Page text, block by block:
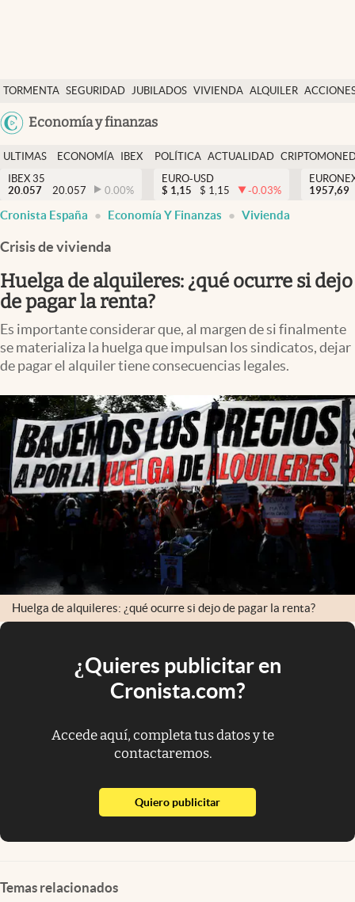
TORMENTA SEGURIDAD JUBILADOS VIVIENDA ALQUILER
USA
Economía y finanzas
Economía y finanzas
Política
Actualidad
Criptomonedas
España
ULTIMAS
NOTICIAS
ECONOMÍA
FINANZAS
IBEX
EURO
POLÍTICA ACTUALIDAD
IBEX 35
20.057
20.057 0.00%
EURO-USD
$ 1,15 $ 1,15 -0.03%
1957,69
Cronista España Economía Y Finanzas Vivienda
Crisis de vivienda
Huelga de alquileres: ¿qué ocurre si dejo
de pagar la renta?
Es importante considerar que, al margen de si finalmente
se materializa la huelga que impulsan los sindicatos, dejar
de pagar el alquiler tiene consecuencias legales.
Huelga de alquileres: ¿qué ocurre si dejo de pagar la renta?
¿Quieres publicitar en
Cronista.com?
Accede aquí, completa tus datos y te
contactaremos.
Quiero publicitarabre en nueva pestaña
Temas relacionados